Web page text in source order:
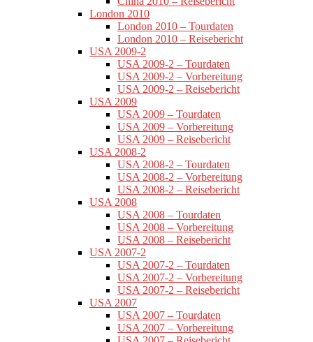
London 2010
London 2010 – Tourdaten
London 2010 – Reisebericht
USA 2009-2
USA 2009-2 – Tourdaten
USA 2009-2 – Vorbereitung
USA 2009-2 – Reisebericht
USA 2009
USA 2009 – Tourdaten
USA 2009 – Vorbereitung
USA 2009 – Reisebericht
USA 2008-2
USA 2008-2 – Tourdaten
USA 2008-2 – Vorbereitung
USA 2008-2 – Reisebericht
USA 2008
USA 2008 – Tourdaten
USA 2008 – Vorbereitung
USA 2008 – Reisebericht
USA 2007-2
USA 2007-2 – Tourdaten
USA 2007-2 – Vorbereitung
USA 2007-2 – Reisebericht
USA 2007
USA 2007 – Tourdaten
USA 2007 – Vorbereitung